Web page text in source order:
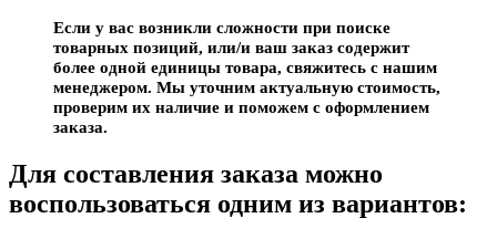
Если у вас возникли сложности при поиске
товарных позиций, или/и ваш заказ содержит
более одной единицы товара, свяжитесь с нашим
менеджером. Мы уточним актуальную стоимость,
проверим их наличие и поможем с оформлением
заказа.
Для составления заказа можно
воспользоваться одним из вариантов: